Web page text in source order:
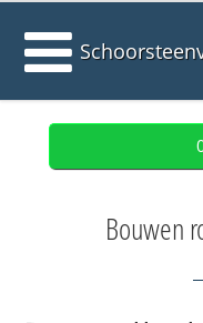
Bouwen